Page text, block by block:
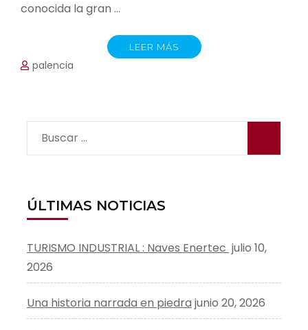
conocida la gran …
LEER MÁS
palencia
Buscar:
ÚLTIMAS NOTICIAS
TURISMO INDUSTRIAL : Naves Enertec julio 10,
2026
Una historia narrada en piedra junio 20, 2026